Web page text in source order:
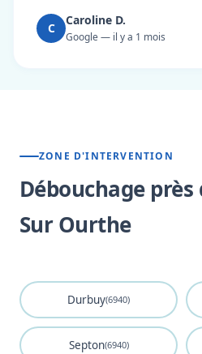
C
Caroline D.
Google — il y a 1 mois
ZONE D'INTERVENTION
Débouchage
Sur Ourthe
Durbuy(6940)
Septon(6940)